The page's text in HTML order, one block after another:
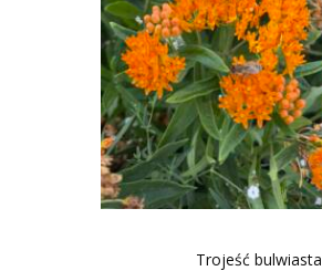
Trojeść bulwiasta